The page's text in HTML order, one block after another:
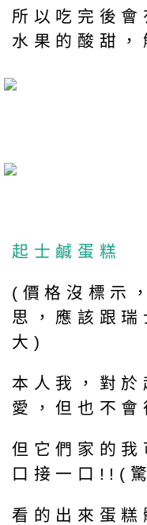
所以吃完後
水果的酸甜，
起士鹹蛋糕
(價格沒標示
思，應該跟
大)
本人我，對
愛，但也不會
但它們家的我
口接一口!!(
看的出來蛋糕